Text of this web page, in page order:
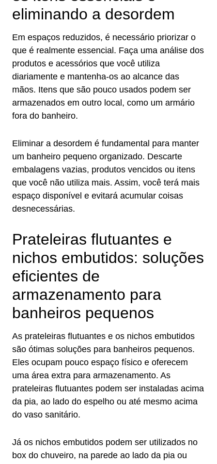
eliminando a desordem
Em espaços reduzidos, é necessário priorizar o
que é realmente essencial. Faça uma análise dos
produtos e acessórios que você utiliza
diariamente e mantenha-os ao alcance das
mãos. Itens que são pouco usados podem ser
armazenados em outro local, como um armário
fora do banheiro.
Eliminar a desordem é fundamental para manter
um banheiro pequeno organizado. Descarte
embalagens vazias, produtos vencidos ou itens
que você não utiliza mais. Assim, você terá mais
espaço disponível e evitará acumular coisas
desnecessárias.
Prateleiras flutuantes e
nichos embutidos: soluções
eficientes de
armazenamento para
banheiros pequenos
As prateleiras flutuantes e os nichos embutidos
são ótimas soluções para banheiros pequenos.
Eles ocupam pouco espaço físico e oferecem
uma área extra para armazenamento. As
prateleiras flutuantes podem ser instaladas acima
da pia, ao lado do espelho ou até mesmo acima
do vaso sanitário.
Já os nichos embutidos podem ser utilizados no
box do chuveiro, na parede ao lado da pia ou